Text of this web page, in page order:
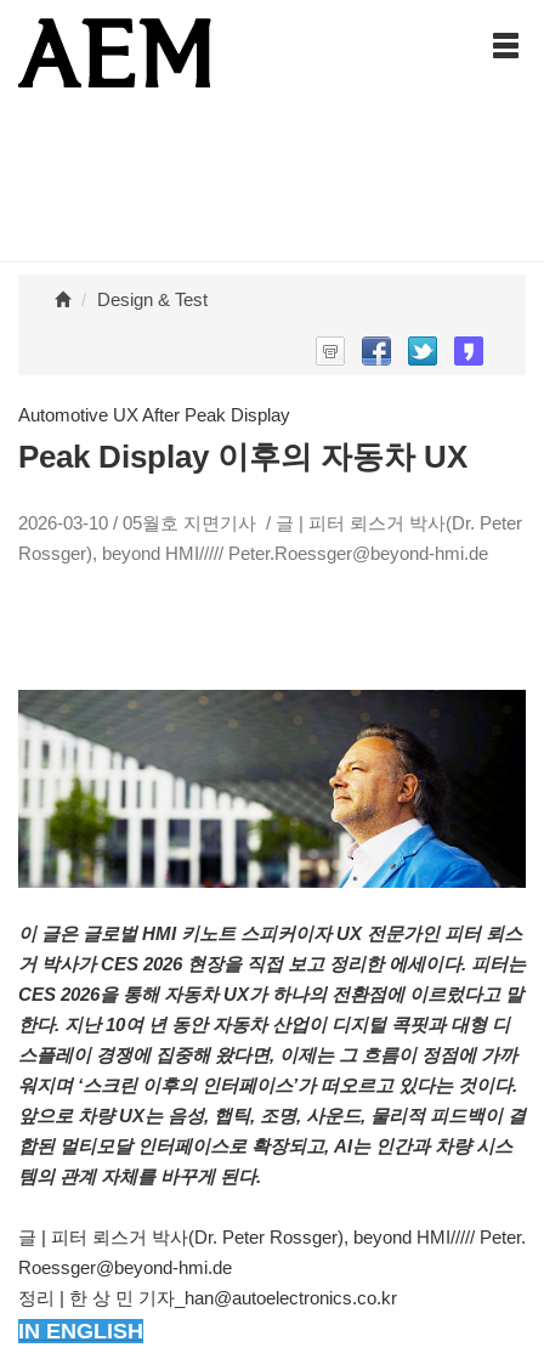
Design & Test
Automotive UX After Peak Display
Peak Display 이후의 자동차 UX
2026-03-10 / 05월호 지면기사 / 글 | 피터 뢰스거 박사(Dr. Peter
Rossger), beyond HMI///// Peter.Roessger@beyond-hmi.de
이 글은 글로벌 HMI 키노트 스피커이자 UX 전문가인 피터 뢰스
거 박사가 CES 2026 현장을 직접 보고 정리한 에세이다. 피터는
CES 2026을 통해 자동차 UX가 하나의 전환점에 이르렀다고 말
한다. 지난 10여 년 동안 자동차 산업이 디지털 콕핏과 대형 디
스플레이 경쟁에 집중해 왔다면, 이제는 그 흐름이 정점에 가까
워지며 ‘스크린 이후의 인터페이스’가 떠오르고 있다는 것이다.
앞으로 차량 UX는 음성, 햅틱, 조명, 사운드, 물리적 피드백이 결
합된 멀티모달 인터페이스로 확장되고, AI는 인간과 차량 시스
템의 관계 자체를 바꾸게 된다.
글 | 피터 뢰스거 박사(Dr. Peter Rossger), beyond HMI///// Peter.
Roessger@beyond-hmi.de
정리 | 한 상 민 기자_han@autoelectronics.co.kr
IN ENGLISH